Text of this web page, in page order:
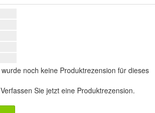
wurde noch keine Produktrezension für dieses
Verfassen Sie jetzt eine Produktrezension.